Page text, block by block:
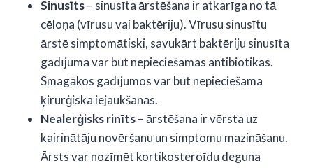
Sinusīts– sinusīta ārstēšana ir atkarīga no tā
cēloņa (vīrusu vai baktēriju). Vīrusu sinusītu
ārstē simptomātiski, savukārt baktēriju sinusīta
gadījumā var būt nepieciešamas antibiotikas.
Smagākos gadījumos var būt nepieciešama
ķirurģiska iejaukšanās.
Nealerģisks rinīts– ārstēšana ir vērsta uz
kairinātāju novēršanu un simptomu mazināšanu.
Ārsts var nozīmēt kortikosteroīdu deguna